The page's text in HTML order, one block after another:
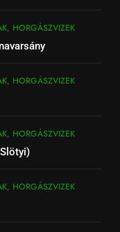
HORGÁSZVIZEK
HORGÁSZVIZEK
HORGÁSZVIZEK
HORGÁSZVIZEK